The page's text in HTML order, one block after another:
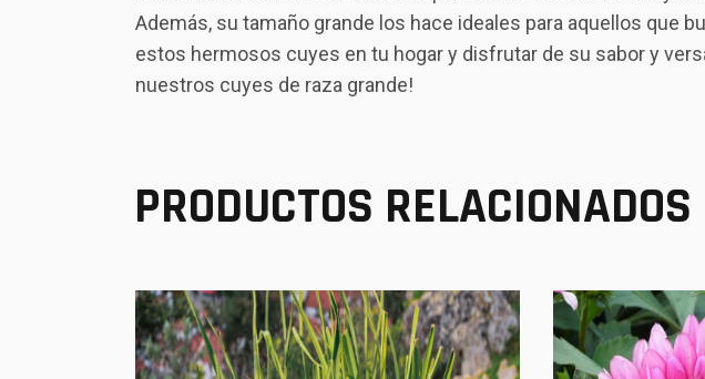
Además, su tamaño grande los hace ideales para aquellos que
estos hermosos cuyes en tu hogar y disfrutar de su sabor y
nuestros cuyes de raza grande!
PRODUCTOS RELACIONADOS